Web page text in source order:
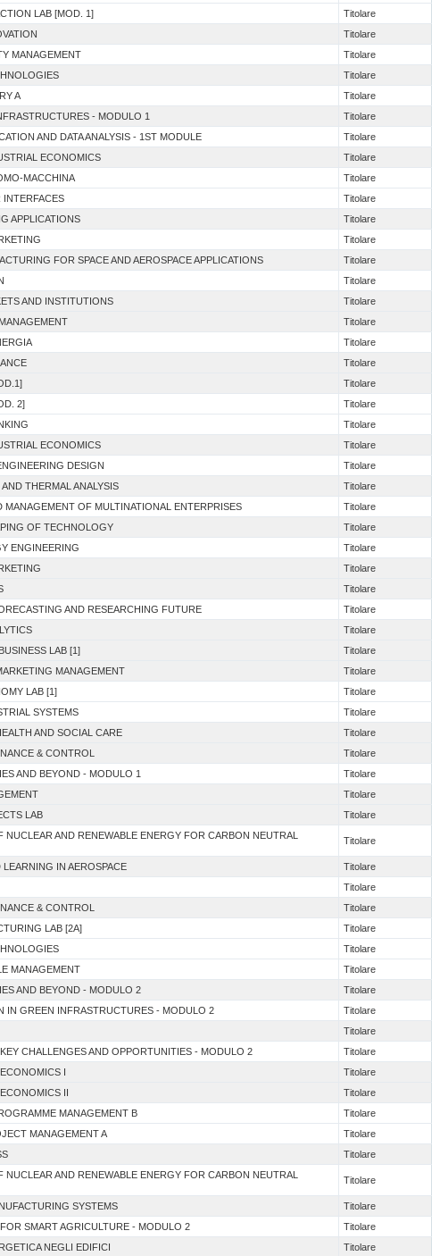
LAB [MOD. 1]
Titolare
Titolare
MANAGEMENT
Titolare
Titolare
A
Titolare
- MODULO 1
Titolare
AND DATA ANALYSIS - 1ST MODULE
Titolare
ECONOMICS Titolare
MACCHINA
Titolare
INTERFACES
Titolare
APPLICATIONS
Titolare
Titolare
FOR SPACE AND AEROSPACE APPLICATIONS
Titolare
Titolare
AND INSTITUTIONS
Titolare
Titolare
Titolare
Titolare
Titolare
2]
Titolare
Titolare
ECONOMICS
Titolare
DESIGN
Titolare
THERMAL ANALYSIS
Titolare
MANAGEMENT OF MULTINATIONAL ENTERPRISES
Titolare
OF TECHNOLOGY
Titolare
ENGINEERING Titolare
Titolare
Titolare
AND RESEARCHING FUTURE Titolare
Titolare
LAB [1]
Titolare
MANAGEMENT
Titolare
LAB [1]
Titolare
SYSTEMS
Titolare
AND SOCIAL CARE
Titolare
& CONTROL
Titolare
AND BEYOND - MODULO 1 Titolare
Titolare
LAB
Titolare
AND RENEWABLE ENERGY FOR CARBON NEUTRAL
Titolare
IN AEROSPACE
Titolare
Titolare
& CONTROL Titolare
LAB [2A]
Titolare
Titolare
MANAGEMENT
Titolare
AND BEYOND - MODULO 2
Titolare
IN GREEN INFRASTRUCTURES - MODULO 2
Titolare
Titolare
CHALLENGES AND OPPORTUNITIES - MODULO 2 Titolare
I
Titolare
II
Titolare
MANAGEMENT B
Titolare
MANAGEMENT A
Titolare
Titolare
AND RENEWABLE ENERGY FOR CARBON NEUTRAL
Titolare
SYSTEMS
Titolare
SMART AGRICULTURE - MODULO 2
Titolare
NEGLI EDIFICI Titolare